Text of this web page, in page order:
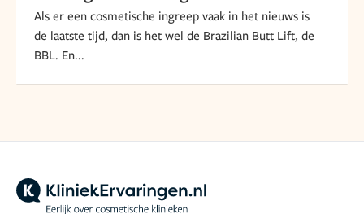
Als er een cosmetische ingreep vaak in het nieuws is
de laatste tijd, dan is het wel de Brazilian Butt Lift, de
BBL. En...